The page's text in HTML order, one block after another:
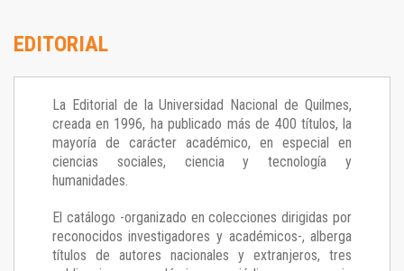
EDITORIAL
La Editorial de la Universidad Nacional de Quilmes,
creada en 1996, ha publicado más de 400 títulos, la
mayoría de carácter académico, en especial en
ciencias sociales, ciencia y tecnología y
humanidades.
El catálogo -organizado en colecciones dirigidas por
reconocidos investigadores y académicos-, alberga
títulos de autores nacionales y extranjeros, tres